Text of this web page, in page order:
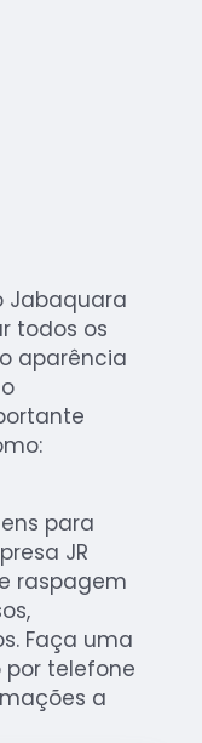
Jabaquara
todos os
aparência
para
JR
raspagem
Faça uma
telefone
a